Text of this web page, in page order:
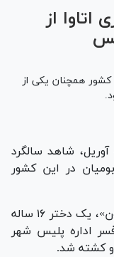
اتاوا از
همچنان یکی از
شاهد سالگرد
در این کشور
به گزارش «سی بی سی»، «ایشیا هادسون»، یک دختر ۱۶ ساله
سوی یک افسر اداره پلیس شهر
و کشته شد.